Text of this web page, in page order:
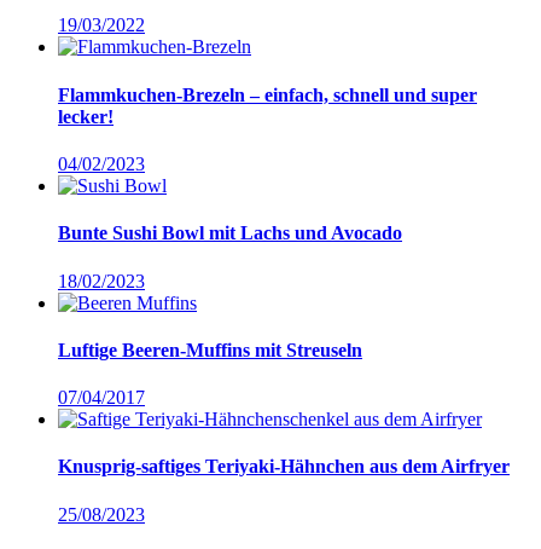
19/03/2022
Flammkuchen-Brezeln – einfach, schnell und super
lecker!
04/02/2023
Bunte Sushi Bowl mit Lachs und Avocado
18/02/2023
Luftige Beeren-Muffins mit Streuseln
07/04/2017
Knusprig-saftiges Teriyaki-Hähnchen aus dem Airfryer
25/08/2023